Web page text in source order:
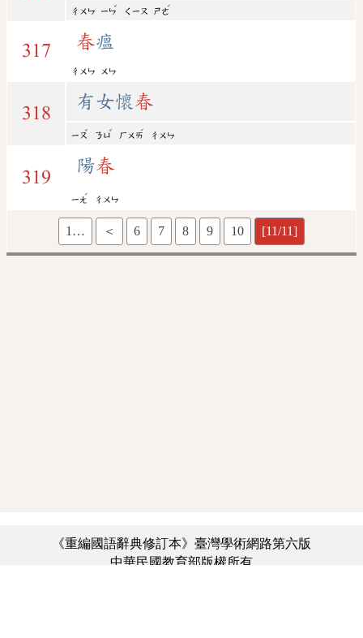
ㄔㄨㄣ ㄧㄣ
ˇ
ㄑㄧㄡ ㄕㄜ
ˊ
317 春瘟
ㄔㄨㄣ ㄨㄣ
318
有女懷 春
ㄧㄡ
ˇ
ㄋㄩ
ˇ
ㄏㄨㄞ
ˊ
ㄔㄨㄣ
319
陽春
ㄧㄤ
ˊ
ㄔㄨㄣ
1… ＜ 6 7 8 9 10 [11/11]
《重編國語辭典修訂本》臺灣學術網路第六版
中華民國教育部版權所有